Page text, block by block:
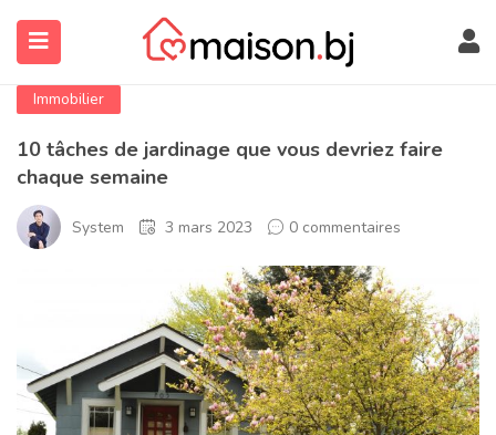
(À Propos)
Immobilier
10 tâches de jardinage que vous devriez faire
chaque semaine
System 3 mars 2023 0 commentaires